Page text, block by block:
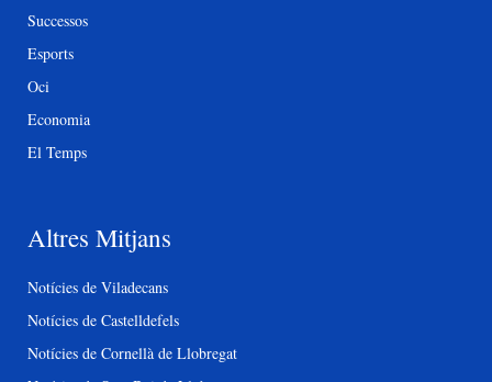
Successos
Esports
Oci
Economia
El Temps
Altres Mitjans
Notícies de Viladecans
Notícies de Castelldefels
Notícies de Cornellà de Llobregat